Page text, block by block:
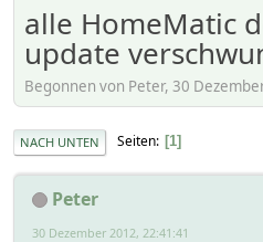
alle HomeMatic
update
Begonnen von Peter, 30
NACH UNTEN Seiten 1
Peter
30 Dezember 2012, 22:41:41